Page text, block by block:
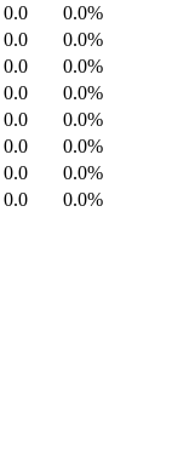
0.0
0.0%
0.0
0.0%
0.0
0.0%
0.0
0.0%
0.0
0.0%
0.0
0.0%
0.0
0.0%
0.0
0.0%